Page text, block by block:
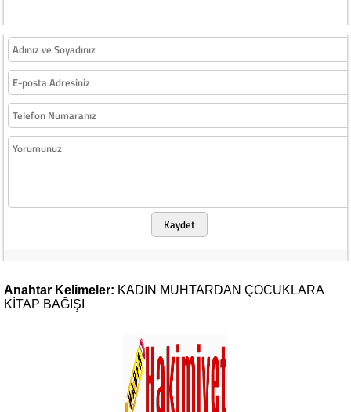
Kaydet
Anahtar Kelimeler: KADIN MUHTARDAN ÇOCUKLARA
KİTAP BAĞIŞI